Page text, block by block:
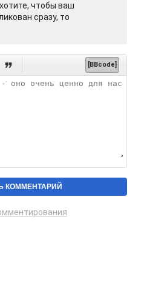
чтобы ваш
сразу, то
 [BBcode]